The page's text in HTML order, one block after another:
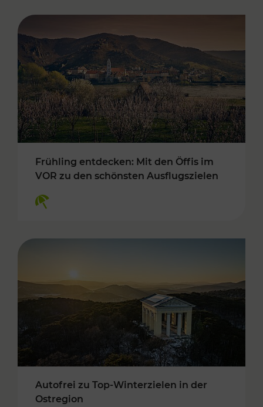
Frühling entdecken: Mit den Öffis im
VOR zu den schönsten Ausflugszielen
Autofrei zu Top-Winterzielen in der
Ostregion